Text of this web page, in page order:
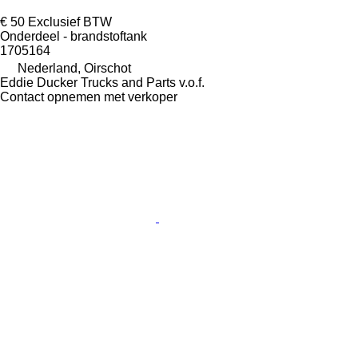
€ 50 Exclusief BTW
Onderdeel - brandstoftank
1705164
Nederland, Oirschot
Eddie Ducker Trucks and Parts v.o.f.
Contact opnemen met verkoper